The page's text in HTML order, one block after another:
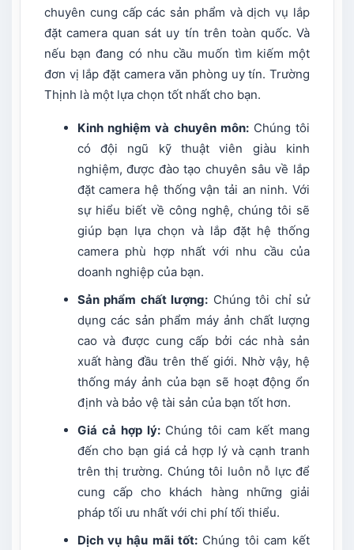
chuyên cung cấp các sản phẩm và dịch vụ lắp
đặt camera quan sát uy tín trên toàn quốc. Và
nếu bạn đang có nhu cầu muốn tìm kiếm một
đơn vị lắp đặt camera văn phòng uy tín. Trường
Thịnh là một lựa chọn tốt nhất cho bạn.
Kinh nghiệm và chuyên môn: Chúng tôi
có đội ngũ kỹ thuật viên giàu kinh
nghiệm, được đào tạo chuyên sâu về lắp
đặt camera hệ thống vận tải an ninh. Với
sự hiểu biết về công nghệ, chúng tôi sẽ
giúp bạn lựa chọn và lắp đặt hệ thống
camera phù hợp nhất với nhu cầu của
doanh nghiệp của bạn.
Sản phẩm chất lượng: Chúng tôi chỉ sử
dụng các sản phẩm máy ảnh chất lượng
cao và được cung cấp bởi các nhà sản
xuất hàng đầu trên thế giới. Nhờ vậy, hệ
thống máy ảnh của bạn sẽ hoạt động ổn
định và bảo vệ tài sản của bạn tốt hơn.
Giá cả hợp lý: Chúng tôi cam kết mang
đến cho bạn giá cả hợp lý và cạnh tranh
trên thị trường. Chúng tôi luôn nỗ lực để
cung cấp cho khách hàng những giải
pháp tối ưu nhất với chi phí tối thiểu.
Dịch vụ hậu mãi tốt: Chúng tôi cam kết